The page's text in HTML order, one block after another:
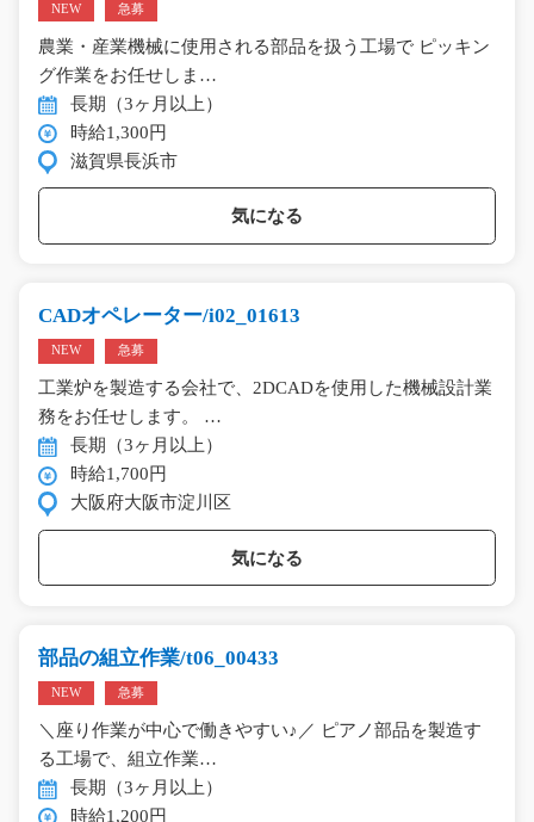
NEW 急募
農業・産業機械に使用される部品を扱う工場で ピッキン
グ作業をお任せしま…
長期（3ヶ月以上）
時給1,300円
滋賀県長浜市
気になる
CADオペレーター/i02_01613
NEW 急募
工業炉を製造する会社で、2DCADを使用した機械設計業
務をお任せします。 …
長期（3ヶ月以上）
時給1,700円
大阪府大阪市淀川区
気になる
部品の組立作業/t06_00433
NEW 急募
＼座り作業が中心で働きやすい♪／ ピアノ部品を製造す
る工場で、組立作業…
長期（3ヶ月以上）
時給1,200円